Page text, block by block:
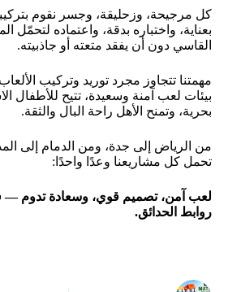
كل مرجيحة، وزحليقة، وجسر نقوم
بعناية، واختباره بدقة، واعتماده لتحمّل
القاسي دون أن يفقد متعته أو جاذبيته.
مهمتنا تتجاوز مجرد توريد وتركيب
بيئات لعب آمنة وسعيدة، تتيح للأطفال
بحرية، وتمنح الأهل راحة البال والثقة.
من الرياض إلى جدة، ومن الدمام إلى
تحمل كل مشاريعنا وعدًا واحدًا:
لعب آمن، تصميم قوي، وسعادة تدوم
روابط الحدائق.